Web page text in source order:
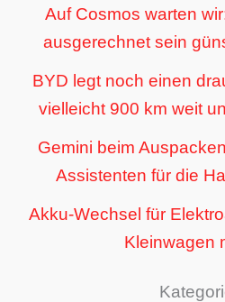
Auf Cosmos warten
ausgerechnet sein
BYD legt noch einen
vielleicht 900 km weit
Gemini beim
Assistenten für die
Akku-Wechsel für
Kleinwagen